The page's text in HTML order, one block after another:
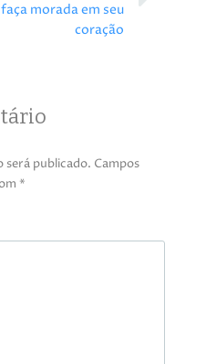
morada em seu
coração
será publicado. Campos
*